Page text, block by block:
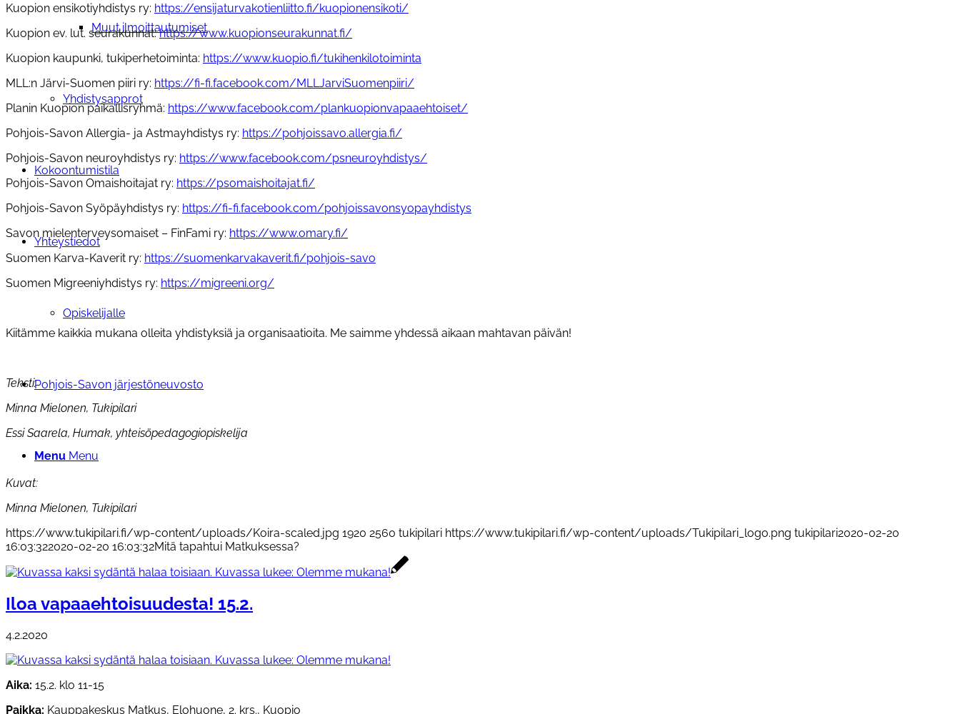
Muut ilmoittautumiset
Yhdistysapprot
Kokoontumistila
Yhteystiedot
Opiskelijalle
Pohjois-Savon järjestöneuvosto
Menu Menu
Kuopion ensikotiyhdistys ry: https://ensijaturvakotienliitto.fi/kuopionensikoti/
Kuopion ev. lut. seurakunnat:https://www.kuopionseurakunnat.fi/
Kuopion kaupunki, tukiperhetoiminta: https://www.kuopio.fi/tukihenkilotoiminta
MLL:n Järvi-Suomen piiri ry: https://fi-fi.facebook.com/MLLJarviSuomenpiiri/
Planin Kuopion paikallisryhmä: https://www.facebook.com/plankuopionvapaaehtoiset/
Pohjois-Savon Allergia- ja Astmayhdistys ry: https://pohjoissavo.allergia.fi/
Pohjois-Savon neuroyhdistys ry: https://www.facebook.com/psneuroyhdistys/
Pohjois-Savon Omaishoitajat ry: https://psomaishoitajat.fi/
Pohjois-Savon Syöpäyhdistys ry: https://fi-fi.facebook.com/pohjoissavonsyopayhdistys
Savon mielenterveysomaiset – FinFami ry: https://www.omary.fi/
Suomen Karva-Kaverit ry: https://suomenkarvakaverit.fi/pohjois-savo
Suomen Migreeniyhdistys ry: https://migreeni.org/
Kiitämme kaikkia mukana olleita yhdistyksiä ja organisaatioita. Me saimme yhdessä aikaan mahtavan päivän!
Teksti:
Minna Mielonen, Tukipilari
Essi Saarela, Humak, yhteisöpedagogiopiskelija
Kuvat:
Minna Mielonen, Tukipilari
https://www.tukipilari.fi/wp-content/uploads/Koira-scaled.jpg 1920 2560 tukipilari https://www.tukipilari.fi/wp-content/uploads/Tukipilari_logo.png tukipilari2020-02-20
16:03:322020-02-20 16:03:32Mitä tapahtui Matkuksessa?
Iloa vapaaehtoisuudesta! 15.2.
4.2.2020
Aika: 15.2. klo 11-15
Paikka: Kauppakeskus Matkus, Elohuone, 2. krs., Kuopio